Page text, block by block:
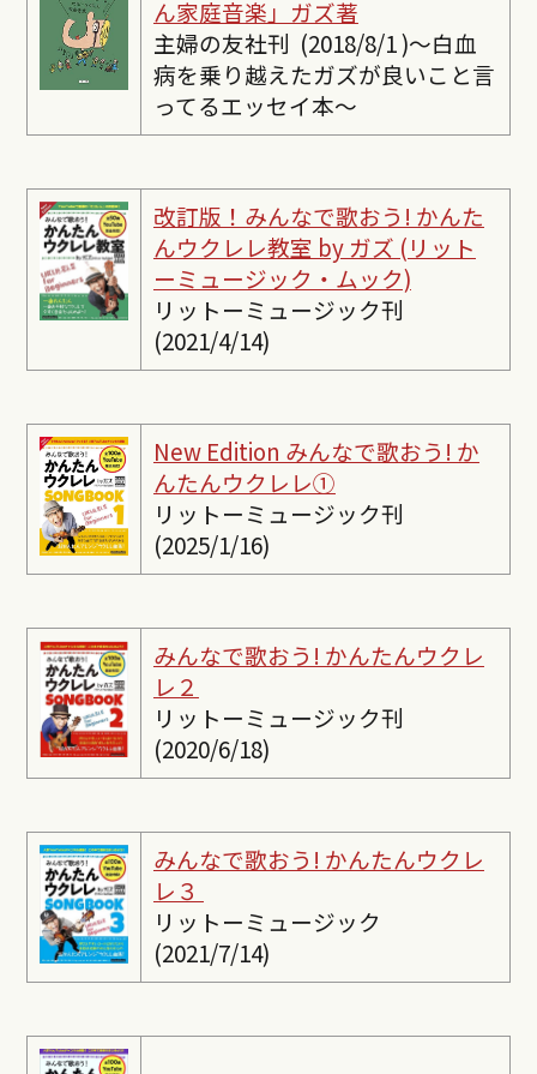
ん家庭音楽」ガズ著
主婦の友社刊 (2018/8/1 )〜白血
病を乗り越えたガズが良いこと言
ってるエッセイ本〜
改訂版！みんなで歌おう! かんた
んウクレレ教室 by ガズ (リット
ーミュージック・ムック)
リットーミュージック刊
(2021/4/14)
New Edition みんなで歌おう! か
んたんウクレレ①
リットーミュージック刊
(2025/1/16)
みんなで歌おう! かんたんウクレ
レ２
リットーミュージック刊
(2020/6/18)
みんなで歌おう! かんたんウクレ
レ３
リットーミュージック
(2021/7/14)